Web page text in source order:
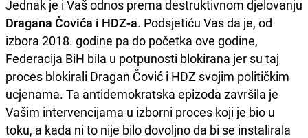
Jednak je i Vaš odnos prema destruktivnom djelovanju
Dragana Čovića i HDZ-a. Podsjetiću Vas da je, od
izbora 2018. godine pa do početka ove godine,
Federacija BiH bila u potpunosti blokirana jer su taj
proces blokirali Dragan Čović i HDZ svojim političkim
ucjenama. Ta antidemokratska epizoda završila je
Vašim intervencijama u izborni proces koji je bio u
toku, a kada ni to nije bilo dovoljno da bi se instalirala